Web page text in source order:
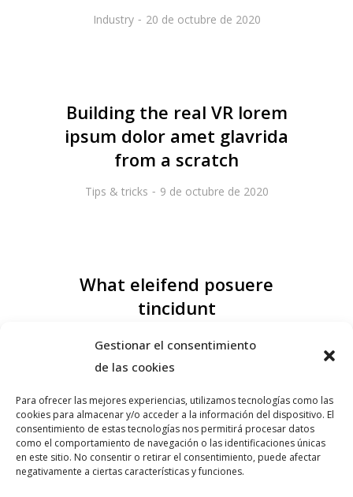
Gestionar el consentimiento
de las cookies
Para ofrecer las mejores experiencias, utilizamos tecnologías como las
cookies para almacenar y/o acceder a la información del dispositivo. El
consentimiento de estas tecnologías nos permitirá procesar datos
como el comportamiento de navegación o las identificaciones únicas
en este sitio. No consentir o retirar el consentimiento, puede afectar
negativamente a ciertas características y funciones.
Industry 20 de octubre de 2020
Building the real VR lorem
ipsum dolor amet glavrida
from a scratch
Tips & tricks 9 de octubre de 2020
What eleifend posuere
tincidunt
Events 8 de octubre de 2020
10 best ways to lorem ipsum
dolor glavrida